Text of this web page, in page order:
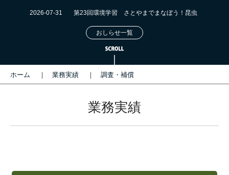
2026-07-31
第23回環境学習 さとやまでまなぼう！昆虫
おしらせ一覧
ホーム 業務実績 調査・補償
業務実績